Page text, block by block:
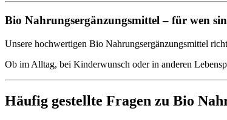
Bio Nahrungsergänzungsmittel – für wen
Unsere hochwertigen Bio Nahrungsergänzungsmittel
Ob im Alltag, bei Kinderwunsch oder in anderen
Häufig gestellte Fragen zu Bio